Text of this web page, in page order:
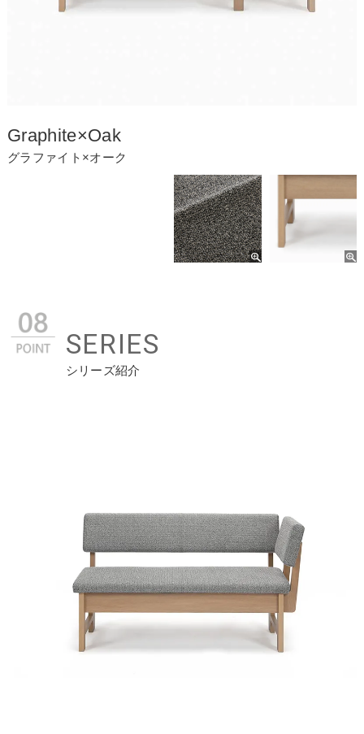
Graphite×Oak
グラファイト×オーク
SERIES
シリーズ紹介